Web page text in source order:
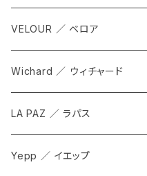
Tops
Bottoms
Accesorries
VELOUR ／ ベロア
Wichard ／ ウィチャード
LA PAZ ／ ラパス
Yepp ／ イエップ